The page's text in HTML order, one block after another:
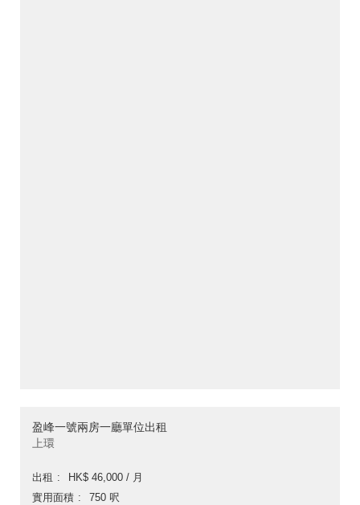
盈峰一號兩房一廳單位出租
上環
出租
HK$ 46,000 / 月
實用面積
750 呎